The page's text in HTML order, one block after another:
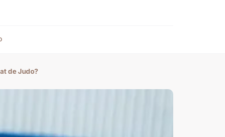
de Judo?